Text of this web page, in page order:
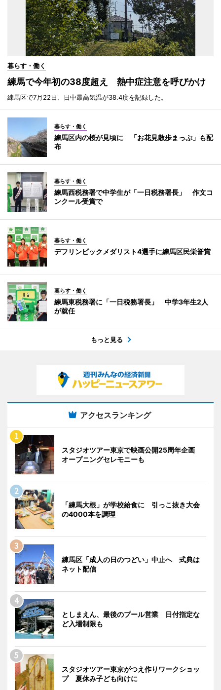
暮らす・働く
練馬で今年初の38度超え 熱中症注意を呼びかけ
練馬区で7月22日、日中最高気温が38.4度を記録した。
暮らす・働く
練馬区内の桜が見頃に 「お花見散歩まっぷ」も配
布
暮らす・働く
練馬西税務署で中学生が「一日税務署長」 作文コ
ンクール受賞で
暮らす・働く
デフリンピックメダリスト4選手に練馬区民栄誉賞
暮らす・働く
練馬東税務署に「一日税務署長」 中学3年生2人
が就任
もっと見る
アクセスランキング
スタジオツアー東京で映画公開25周年企画
オープニングセレモニーも
「練馬大根」が学校給食に 引っこ抜き大会
の4000本を調理
練馬区「成人の日のつどい」中止へ 式典は
ネット配信
としまえん、最後のプール営業 日付指定な
ど入場制限も
スタジオツアー東京がつえ作りワークショッ
プ 夏休み子ども向けに